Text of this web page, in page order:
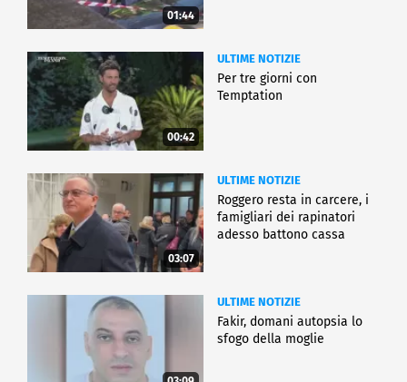
01:44
00:42
ULTIME NOTIZIE
Per tre giorni con
Temptation
03:07
ULTIME NOTIZIE
Roggero resta in carcere, i
famigliari dei rapinatori
adesso battono cassa
ULTIME NOTIZIE
Fakir, domani autopsia lo
sfogo della moglie